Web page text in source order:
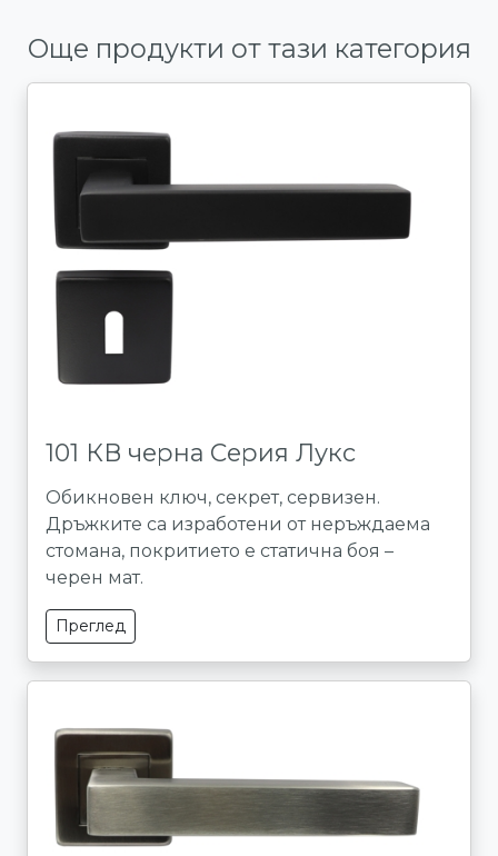
Още продукти от тази категория
101 КВ черна Серия Лукс
Обикновен ключ, секрет, сервизен.
Дръжките са изработени от неръждаема
стомана, покритието е статична боя –
черен мат.
Преглед